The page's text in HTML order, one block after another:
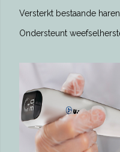
Versterkt bestaande haren
Ondersteunt